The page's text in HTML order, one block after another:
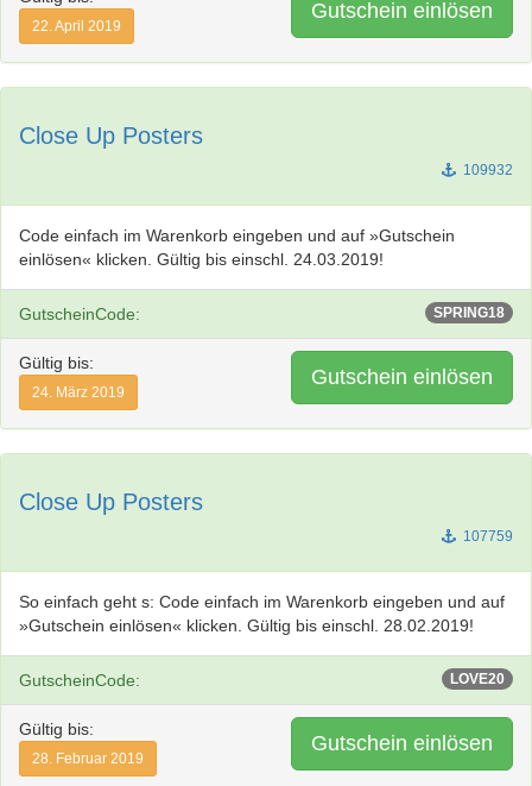
22. April 2019
Gutschein einlösen
Close Up Posters
109932
Code einfach im Warenkorb eingeben und auf »Gutschein
einlösen« klicken. Gültig bis einschl. 24.03.2019!
GutscheinCode: SPRING18
Gültig bis:
24. März 2019
Gutschein einlösen
Close Up Posters
107759
So einfach geht s: Code einfach im Warenkorb eingeben und auf
»Gutschein einlösen« klicken. Gültig bis einschl. 28.02.2019!
GutscheinCode: LOVE20
Gültig bis:
28. Februar 2019
Gutschein einlösen